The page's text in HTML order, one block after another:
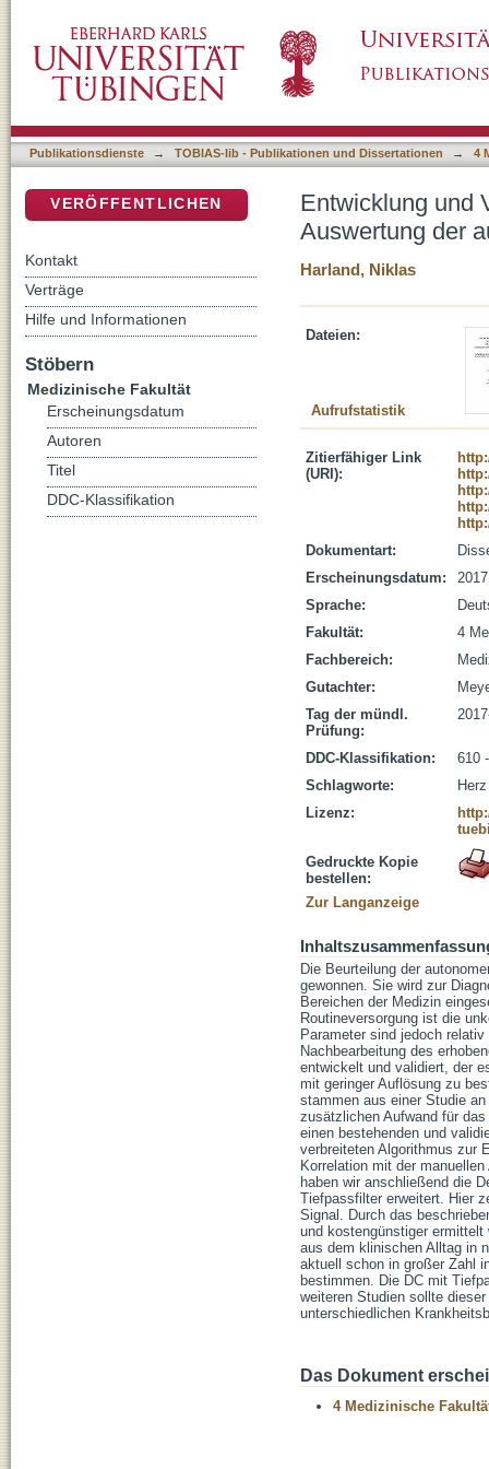
Funktion des Herzens
Publikationsdienste → TOBIAS-lib - Publikationen und Dissertationen → 4
Entwicklung und
Auswertung der
Harland, Niklas
Dateien:
Aufrufstatistik
Zitierfähiger Link
(URI):
Dokumentart:
Erscheinungsdatum:
2017
Sprache:
Fakultät:
4
Fachbereich:
Gutachter:
Tag der mündl.
Prüfung:
DDC-Klassifikation:
610
Schlagworte:
Lizenz:
Gedruckte Kopie
bestellen:
Zur Langanzeige
Die Beurteilung der
gewonnen. Sie wird zur
Bereichen der Medizin
Routineversorgung ist die
Parameter sind jedoch
Nachbearbeitung des
entwickelt und validiert, der
mit geringer Auflösung zu
stammen aus einer Studie
zusätzlichen Aufwand für
einen bestehenden und
verbreiteten Algorithmus zur
Korrelation mit der
haben wir anschließend die
Tiefpassfilter erweitert. Hier
Signal. Durch das
und kostengünstiger
aus dem klinischen Alltag in
aktuell schon in großer Zahl
bestimmen. Die DC mit
weiteren Studien sollte
unterschiedlichen
Das Dokument
4 Medizinische
VERÖFFENTLICHEN
Kontakt
Verträge
Hilfe und Informationen
Stöbern
Medizinische Fakultät
Erscheinungsdatum
Autoren
Titel
DDC-Klassifikation